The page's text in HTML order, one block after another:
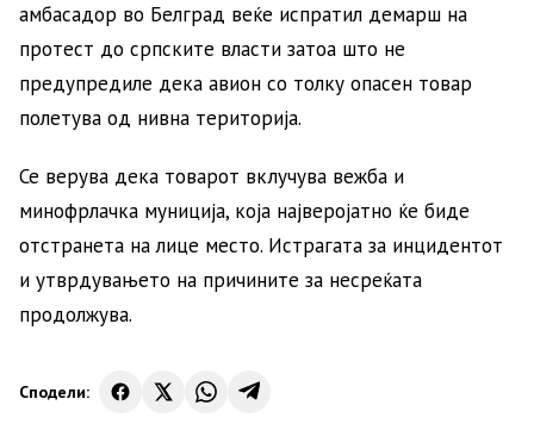
амбасадор во Белград веќе испратил демарш на
протест до српските власти затоа што не
предупредиле дека авион со толку опасен товар
полетува од нивна територија.
Се верува дека товарот вклучува вежба и
минофрлачка муниција, која најверојатно ќе биде
отстранета на лице место. Истрагата за инцидентот
и утврдувањето на причините за несреќата
продолжува.
Сподели: